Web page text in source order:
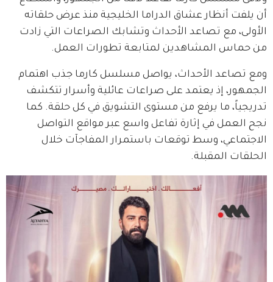
أن يلفت أنظار عشاق الدراما الخليجية منذ عرض حلقاته
الأولى، مع تصاعد الأحداث وتشابك الصراعات التي زادت
من حماس المشاهدين لمتابعة تطورات العمل.
ومع تصاعد الأحداث، يواصل مسلسل كارما جذب اهتمام
الجمهور، إذ يعتمد على صراعات عائلية وأسرار تتكشف
تدريجياً، ما يرفع من مستوى التشويق في كل حلقة. كما
نجح العمل في إثارة تفاعل واسع عبر مواقع التواصل
الاجتماعي، وسط توقعات باستمرار المفاجآت خلال
الحلقات المقبلة.